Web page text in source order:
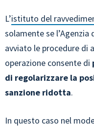
L’istituto del
solamente se
avviato le procedure di
operazione consente di
di regolarizzare la
sanzione ridotta.
In questo caso nel